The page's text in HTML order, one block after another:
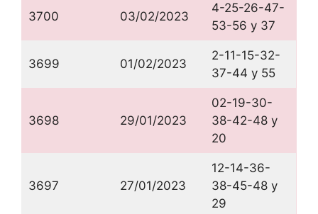
3700 03/02/2023
4-25-26-47-
53-56 y 37
3699 01/02/2023
2-11-15-32-
37-44 y 55
3698 29/01/2023
02-19-30-
38-42-48 y
20
3697 27/01/2023
12-14-36-
38-45-48 y
29